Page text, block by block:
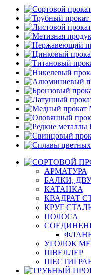
АРМАТУРА
БАЛКИ,
КАТАНКА
КВАДРАТ
КРУГ
ПОЛОСА
УГОЛОК
ШВЕЛЛЕР